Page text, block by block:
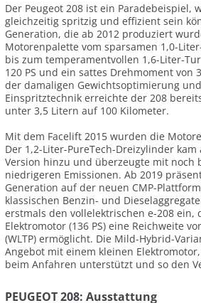
Der Peugeot 208 ist ein Paradebeispiel,
gleichzeitig spritzig und effizient sein
Generation, die ab 2012 produziert
Motorenpalette vom sparsamen 1,0-
bis zum temperamentvollen 1,6-Liter-
120 PS und ein sattes Drehmoment von
der damaligen Gewichtsoptimierung
Einspritztechnik erreichte der 208
unter 3,5 Litern auf 100 Kilometer.
Mit dem Facelift 2015 wurden die
Der 1,2-Liter-PureTech-Dreizylinder kam
Version hinzu und überzeugte mit noch
niedrigeren Emissionen. Ab 2019
Generation auf der neuen CMP-
klassischen Benzin- und
erstmals den vollelektrischen e-208 ein,
Elektromotor (136 PS) eine Reichweite
(WLTP) ermöglicht. Die Mild-Hybrid-
Angebot mit einem kleinen
beim Anfahren unterstützt und so den
PEUGEOT 208: Ausstattung